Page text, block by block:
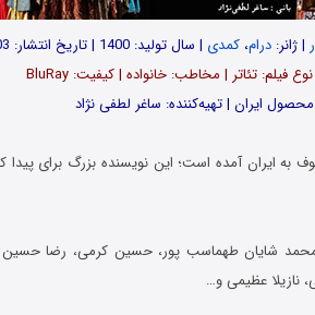
| ژانر: درام، کمدی | سال تولید: 1400 | تاریخ انتشار: 1403
به ایران آمده است؛ این نویسنده بزرگ برای
‌شایان ‌طهماسب ‌پور، حسین ‌کرمی، رضا ‌حسین
نازیلا ‌عظیمی و…